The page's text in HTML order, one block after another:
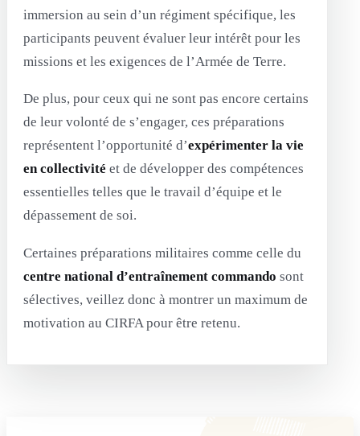
immersion au sein d’un régiment spécifique, les
participants peuvent évaluer leur intérêt pour les
missions et les exigences de l’Armée de Terre.
De plus, pour ceux qui ne sont pas encore certains
de leur volonté de s’engager, ces préparations
représentent l’opportunité d’expérimenter la vie
en collectivité et de développer des compétences
essentielles telles que le travail d’équipe et le
dépassement de soi.
Certaines préparations militaires comme celle du
centre national d’entraînement commando sont
sélectives, veillez donc à montrer un maximum de
motivation au CIRFA pour être retenu.